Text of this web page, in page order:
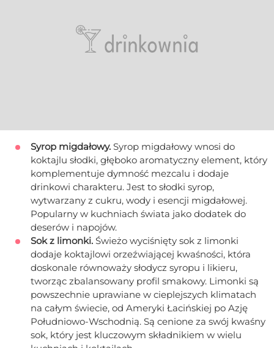
Syrop migdałowy. Syrop migdałowy wnosi do
koktajlu słodki, głęboko aromatyczny element, który
komplementuje dymność mezcalu i dodaje
drinkowi charakteru. Jest to słodki syrop,
wytwarzany z cukru, wody i esencji migdałowej.
Popularny w kuchniach świata jako dodatek do
deserów i napojów.
Sok z limonki. Świeżo wyciśnięty sok z limonki
dodaje koktajlowi orzeźwiającej kwaśności, która
doskonale równoważy słodycz syropu i likieru,
tworząc zbalansowany profil smakowy. Limonki są
powszechnie uprawiane w cieplejszych klimatach
na całym świecie, od Ameryki Łacińskiej po Azję
Południowo-Wschodnią. Są cenione za swój kwaśny
sok, który jest kluczowym składnikiem w wielu